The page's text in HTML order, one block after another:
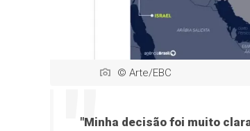
© Arte/EBC
"Minha decisão foi muito